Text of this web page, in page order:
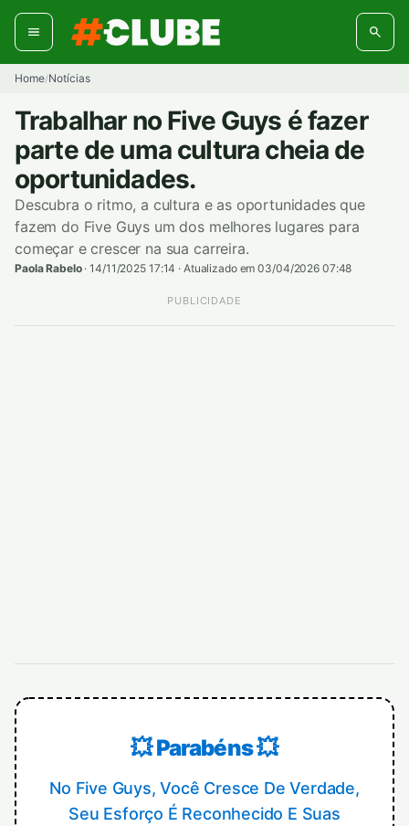
Pular
para
conteúdo
Home/Notícias
Trabalhar no Five Guys é fazer
parte de uma cultura cheia de
oportunidades.
Descubra o ritmo, a cultura e as oportunidades que
fazem do Five Guys um dos melhores lugares para
começar e crescer na sua carreira.
Paola Rabelo·14/11/2025 17:14 · Atualizado em 03/04/2026 07:48
PUBLICIDADE
💥 Parabéns 💥
No Five Guys, Você Cresce De Verdade,
Seu Esforço É Reconhecido E Suas